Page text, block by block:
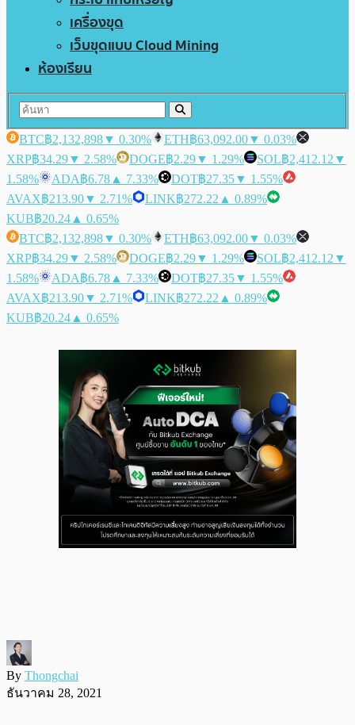
เครื่องขุด
เว็บขุดแบบ Cloud Mining
ห้องเรียน
BTC฿2,132,898▼ 0.30% ETH฿63,092.00▼ 0.03%
XRP฿34.29▼ 2.58% DOGE฿2.29▼ 1.29% SOL฿2,412.12 ▼
1.58%
ADA฿6.78 ▲ 7.33% DOT฿27.35▼ 1.55%
AVAX฿213.90▼ 2.71% LINK฿272.22 ▲ 0.89%
KUB฿20.24 ▲ 0.65%
BTC฿2,132,898▼ 0.30% ETH฿63,092.00▼ 0.03%
XRP฿34.29▼ 2.58% DOGE฿2.29▼ 1.29% SOL฿2,412.12 ▼
1.58%
ADA฿6.78 ▲ 7.33% DOT฿27.35▼ 1.55%
AVAX฿213.90▼ 2.71% LINK฿272.22 ▲ 0.89%
KUB฿20.24 ▲ 0.65%
By Thongchai
ธันวาคม 28, 2021